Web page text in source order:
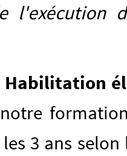
l'exécution
Habilitation
3 ans